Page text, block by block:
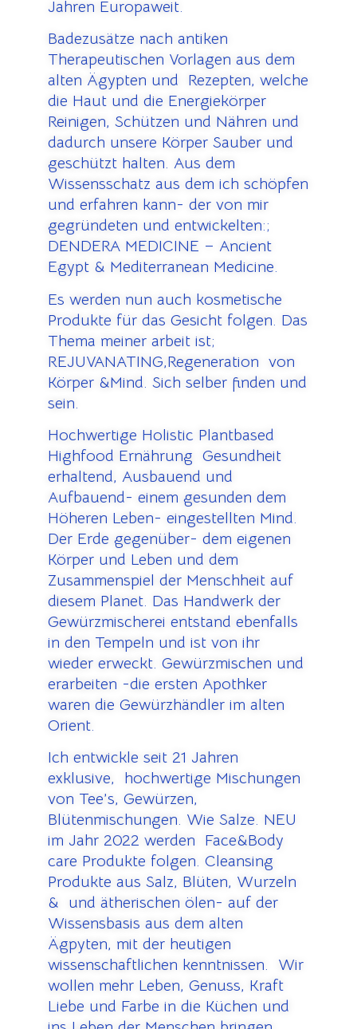
Jahren Europaweit.
Badezusätze nach antiken
Therapeutischen Vorlagen aus dem
alten Ägypten und Rezepten, welche
die Haut und die Energiekörper
Reinigen, Schützen und Nähren und
dadurch unsere Körper Sauber und
geschützt halten. Aus dem
Wissensschatz aus dem ich schöpfen
und erfahren kann- der von mir
gegründeten und entwickelten:;
DENDERA MEDICINE – Ancient
Egypt & Mediterranean Medicine.
Es werden nun auch kosmetische
Produkte für das Gesicht folgen. Das
Thema meiner arbeit ist;
REJUVANATING,Regeneration von
Körper &Mind. Sich selber finden und
sein.
Hochwertige Holistic Plantbased
Highfood Ernährung Gesundheit
erhaltend, Ausbauend und
Aufbauend- einem gesunden dem
Höheren Leben- eingestellten Mind.
Der Erde gegenüber- dem eigenen
Körper und Leben und dem
Zusammenspiel der Menschheit auf
diesem Planet. Das Handwerk der
Gewürzmischerei entstand ebenfalls
in den Tempeln und ist von ihr
wieder erweckt. Gewürzmischen und
erarbeiten -die ersten Apothker
waren die Gewürzhändler im alten
Orient.
Ich entwickle seit 21 Jahren
exklusive, hochwertige Mischungen
von Tee’s, Gewürzen,
Blütenmischungen. Wie Salze. NEU
im Jahr 2022 werden Face&Body
care Produkte folgen. Cleansing
Produkte aus Salz, Blüten, Wurzeln
& und ätherischen ölen- auf der
Wissensbasis aus dem alten
Ägpyten, mit der heutigen
wissenschaftlichen kenntnissen. Wir
wollen mehr Leben, Genuss, Kraft
Liebe und Farbe in die Küchen und